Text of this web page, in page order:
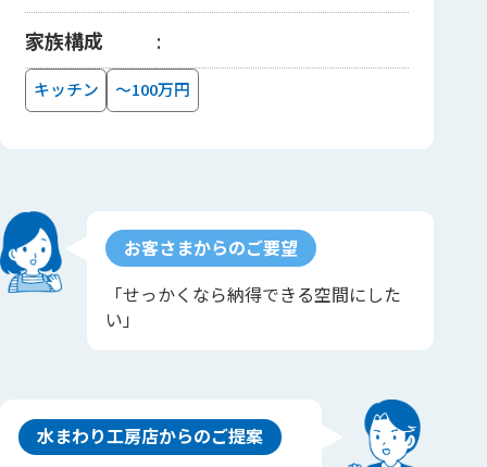
家族構成
キッチン ～100万円
お客さまからのご要望
「せっかくなら納得できる空間にした
い」
水まわり工房店からのご提案